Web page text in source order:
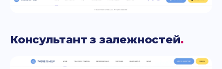
Консультант з залежностей.